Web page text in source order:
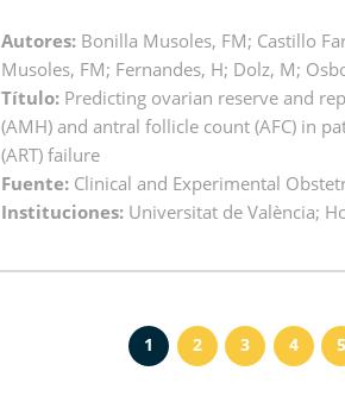
Autores: Bonilla Musoles, FM; Castillo
Musoles, FM; Fernandes, H; Dolz, M;
Título: Predicting ovarian reserve and
(AMH) and antral follicle count (AFC) in
(ART) failure
Fuente: Clinical and Experimental
Instituciones: Universitat de València;
1 2 3 4